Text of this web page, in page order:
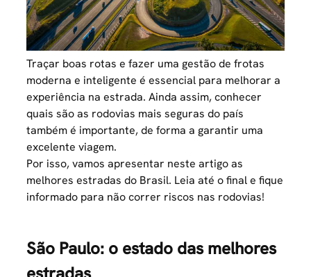
Traçar boas rotas e fazer uma gestão de frotas
moderna e inteligente é essencial para melhorar a
experiência na estrada. Ainda assim, conhecer
quais são as rodovias mais seguras do país
também é importante, de forma a garantir uma
excelente viagem.
Por isso, vamos apresentar neste artigo as
melhores estradas do Brasil. Leia até o final e fique
informado para não correr riscos nas rodovias!
São Paulo: o estado das melhores